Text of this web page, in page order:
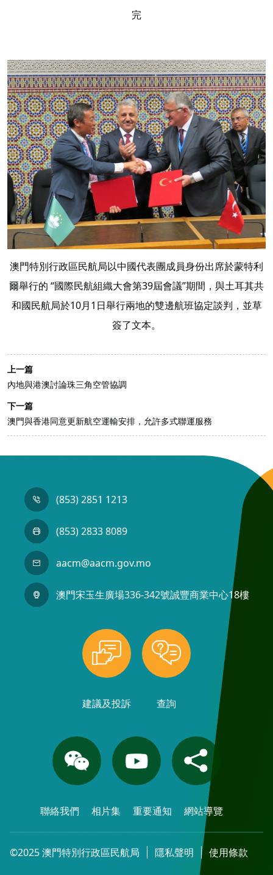
完
澳門特別行政區民航局以中國代表團成員身份出席於蒙特利
爾舉行的 “國際民航組織大會第39屆會議”期間，與土耳其共
和國民航局於10月1日舉行兩地的雙邊航班協定談判，並草
簽了文本。
上一篇
內地與港澳討論珠三角空管協調
下一篇
澳門與香港同意更新航空運輸安排，允許多式聯運服務
(853) 2851 1213
(853) 2833 8089
aacm@aacm.gov.mo
澳門宋玉生廣場336-342號誠豐商業中心18樓
建議及投訴 查詢
聯絡我們 相片集 重要通知 網站導覽
©2025 澳門特別行政區民航局 隱私聲明 使用條款